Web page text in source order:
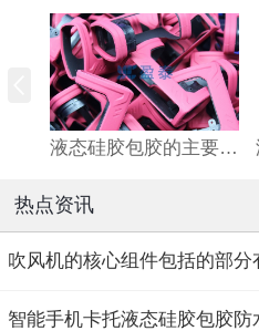
液态硅胶包胶的主要的应用领域及具体产品示例
热点资讯
吹风机的核心组件包括的部分
智能手机卡托液态硅胶包胶防